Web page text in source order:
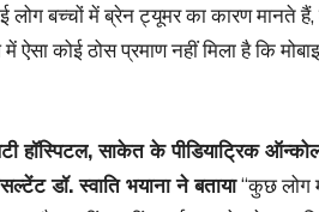
लोग बच्चों में ब्रेन ट्यूमर का कारण
ऐसा कोई ठोस प्रमाण नहीं मिला है कि
हॉस्पिटल, साकेत के पीडियाट्रिक
डॉ. स्वाति भयाना ने बताया“कुछ लोग